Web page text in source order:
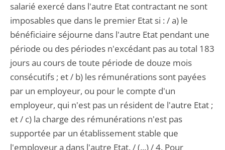
salarié exercé dans l'autre Etat contractant ne sont
imposables que dans le premier Etat si : / a) le
bénéficiaire séjourne dans l'autre Etat pendant une
période ou des périodes n'excédant pas au total 183
jours au cours de toute période de douze mois
consécutifs ; et / b) les rémunérations sont payées
par un employeur, ou pour le compte d'un
employeur, qui n'est pas un résident de l'autre Etat ;
et / c) la charge des rémunérations n'est pas
supportée par un établissement stable que
l'employeur a dans l'autre Etat. / (...) / 4. Pour